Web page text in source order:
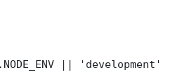
|| 'development'